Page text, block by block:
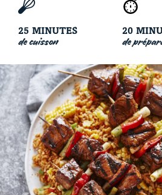
Coupes et cuissons
25 MINUTES
de cuisson
20
de